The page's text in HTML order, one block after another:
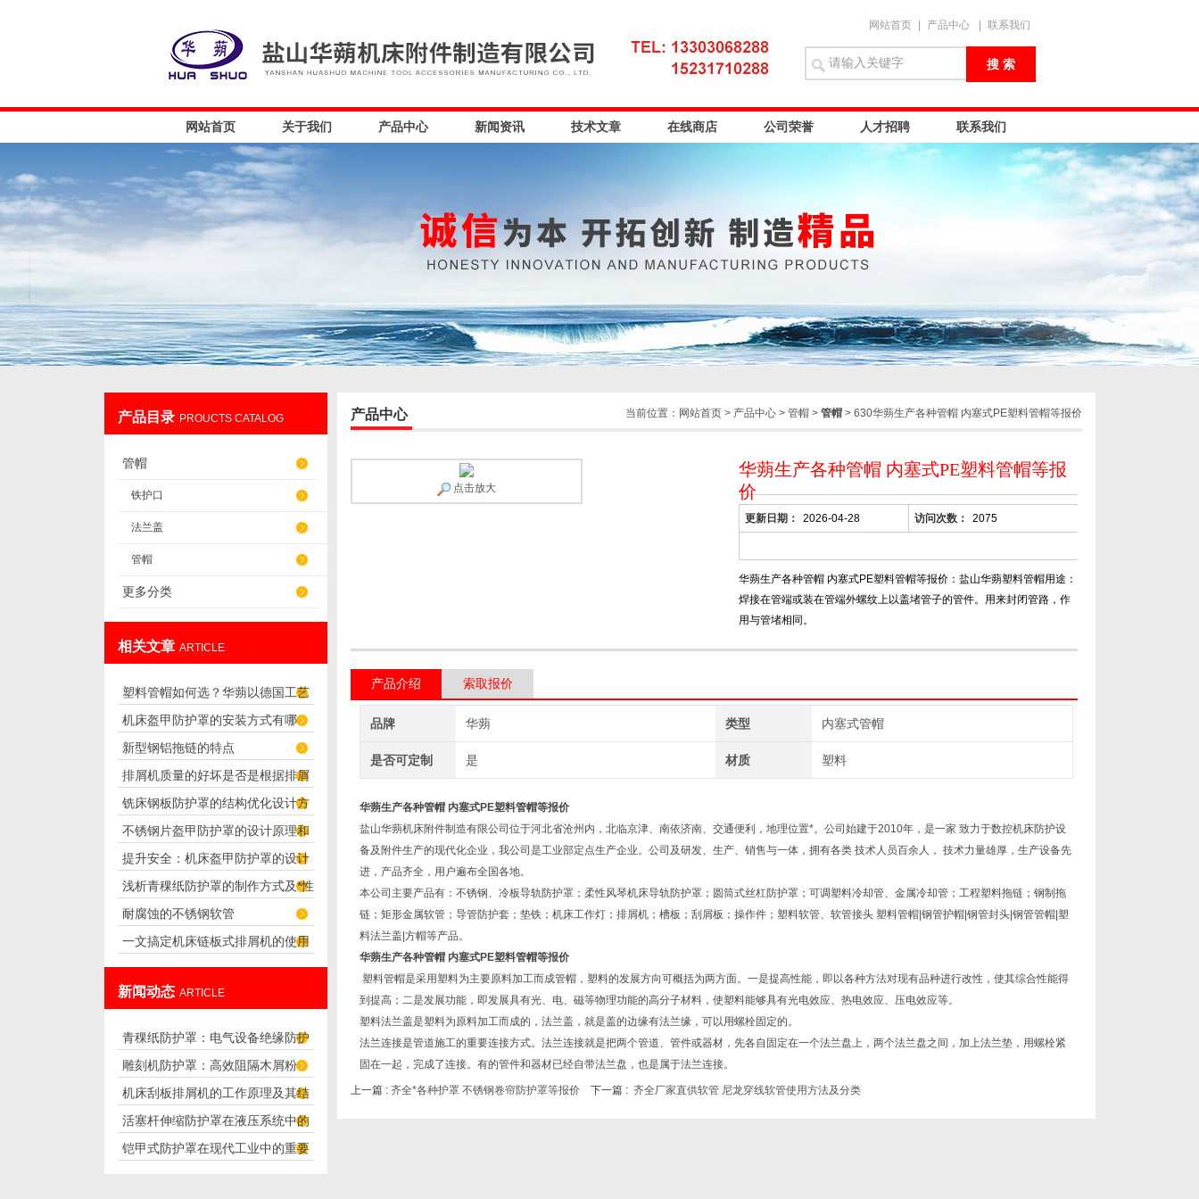
网站首页 产品中心 联系我们
网站首页 关于我们 产品中心 新闻资讯 技术文章 在线商店 公司荣誉 人才招聘 联系我们
产品目录 PROUCTS CATALOG
管帽
铁护口
法兰盖
管帽
更多分类
相关文章 ARTICLE
塑料管帽如何选？华蒴以德国工艺
打造管道“精密封口”
机床盔甲防护罩的安装方式有哪
些？
新型钢铝拖链的特点
排屑机质量的好坏是否是根据排屑
量来判断的？
铣床钢板防护罩的结构优化设计方
案
不锈钢片盔甲防护罩的设计原理和
应用
提升安全：机床盔甲防护罩的设计
原理解析
浅析青稞纸防护罩的制作方式及*性
耐腐蚀的不锈钢软管
一文搞定机床链板式排屑机的使用
新闻动态 ARTICLE
青稞纸防护罩：电气设备绝缘防护
专用方案
雕刻机防护罩：高效阻隔木屑粉
尘，守护设备精度与安全
机床刮板排屑机的工作原理及其结
构分析
活塞杆伸缩防护罩在液压系统中的
应用
铠甲式防护罩在现代工业中的重要
当前位置： 网站首页> 产品中心> 管帽> 管帽> 630华蒴生产各种管帽 内塞式PE塑料管帽等报价
产品中心
华蒴生产各种管帽 内塞式PE塑料管帽等报
价
更新日期： 2026-04-28 访问次数： 2075
华蒴生产各种管帽 内塞式PE塑料管帽等报价：盐山华蒴塑料管帽用途：
焊接在管端或装在管端外螺纹上以盖堵管子的管件。用来封闭管路，作
用与管堵相同。
点击放大
产品介绍 索取报价
品牌 华蒴 类型 内塞式管帽
是否可定制 是 材质 塑料
华蒴生产各种管帽 内塞式PE塑料管帽等报价
盐山华蒴机床附件制造有限公司位于河北省沧州内，北临京津、南依济南、交通便利，地理位置*。公司始建于2010年，是一家 致力于数控机床防护设
备及附件生产的现代化企业，我公司是工业部定点生产企业。公司及研发、生产、销售与一体，拥有各类 技术人员百余人， 技术力量雄厚，生产设备先
进，产品齐全，用户遍布全国各地。
本公司主要产品有： 不锈钢、冷板导轨防护罩；柔性风琴机床导轨防护罩；圆筒式丝杠防护罩；可调塑料冷却管、金属冷却管；工程塑料拖链；钢制拖
链；矩形金属软管；导管防护套；垫铁；机床工作灯；排屑机；槽板；刮屑板；操作件；塑料软管、软管接头 塑料管帽| 钢管护帽|钢管封头|钢管管帽|塑
料法兰盖|方帽等产品。
华蒴生产各种管帽 内塞式PE塑料管帽等报价
塑料管帽是采用塑料为主要原料加工而成管帽，塑料的发展方向可概括为两方面。一是提高性能，即以各种方法对现有品种进行改性，使其综合性能得
到提高；二是发展功能，即发展具有光、电、磁等物理功能的高分子材料，使塑料能够具有光电效应、热电效应、压电效应等。
塑料法兰盖是塑料为原料加工而成的，法兰盖，就是盖的边缘有法兰缘，可以用螺栓固定的。
法兰连接是管道施工的重要连接方式。法兰连接就是把两个管道、管件或器材，先各自固定在一个法兰盘上，两个法兰盘之间，加上法兰垫，用螺栓紧
固在一起，完成了连接。有的管件和器材已经自带法兰盘，也是属于法兰连接。
上一篇 : 齐全*各种护罩 不锈钢卷帘防护罩等报价下一篇 : 齐全厂家直供软管 尼龙穿线软管使用方法及分类